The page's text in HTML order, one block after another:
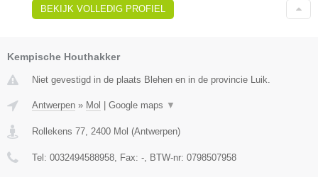
BEKIJK VOLLEDIG PROFIEL
Kempische Houthakker
Niet gevestigd in de plaats Blehen en in de provincie Luik.
Antwerpen » Mol | Google maps ▼
Rollekens 77 2400 Mol (Antwerpen)
Tel: 0032494588958 , Fax: - , BTW-nr: 0798507958